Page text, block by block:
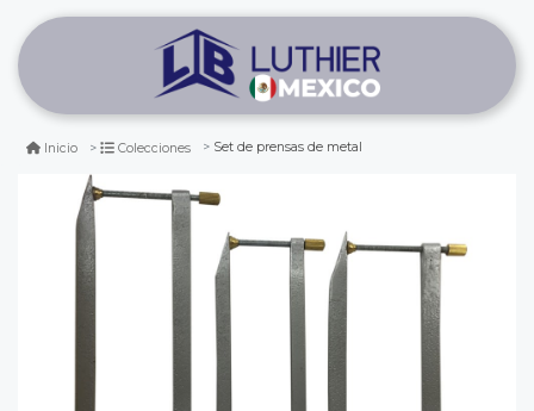
Inicio Colecciones Set de prensas de metal